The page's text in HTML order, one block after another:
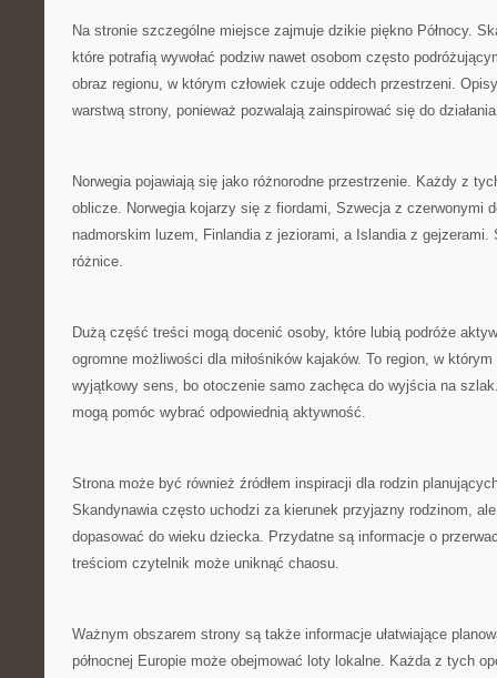
Na stronie szczególne miejsce zajmuje dzikie piękno Północy.
które potrafią wywołać podziw nawet osobom często
obraz regionu, w którym człowiek czuje oddech przestrzeni.
warstwą strony, ponieważ pozwalają zainspirować się do
Norwegia pojawiają się jako różnorodne przestrzenie. Każdy z
oblicze. Norwegia kojarzy się z fiordami, Szwecja z czerwonymi
nadmorskim luzem, Finlandia z jeziorami, a Islandia z gejzerami.
różnice.
Dużą część treści mogą docenić osoby, które lubią podróże
ogromne możliwości dla miłośników kajaków. To region, w
wyjątkowy sens, bo otoczenie samo zachęca do wyjścia na
mogą pomóc wybrać odpowiednią aktywność.
Strona może być również źródłem inspiracji dla rodzin
Skandynawia często uchodzi za kierunek przyjazny rodzinom,
dopasować do wieku dziecka. Przydatne są informacje o
treściom czytelnik może uniknąć chaosu.
Ważnym obszarem strony są także informacje ułatwiające
północnej Europie może obejmować loty lokalne. Każda z tych